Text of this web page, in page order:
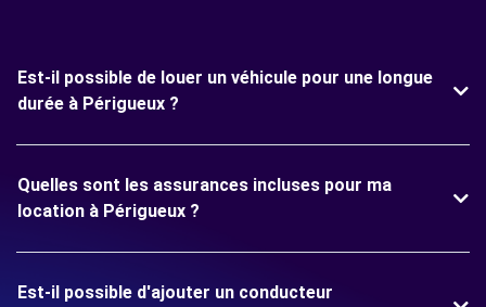
Est-il possible de louer un véhicule pour une longue
durée à Périgueux ?
Quelles sont les assurances incluses pour ma
location à Périgueux ?
Est-il possible d'ajouter un conducteur